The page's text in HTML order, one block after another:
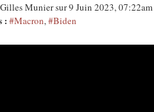
Munier sur 9 Juin 2023, 07:22am
: #Macron,#Biden